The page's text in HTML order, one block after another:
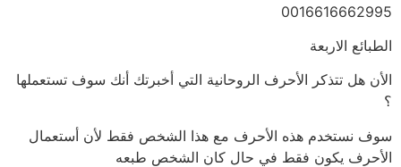
0016616662995
الطبائع الاربعة
الأن هل تتذكر الأحرف الروحانية التي أخبرتك أنك سوف تستعملها
؟
سوف نستخدم هذه الأحرف مع هذا الشخص فقط لأن أستعمال
الأحرف يكون فقط في حال كان الشخص طبعه